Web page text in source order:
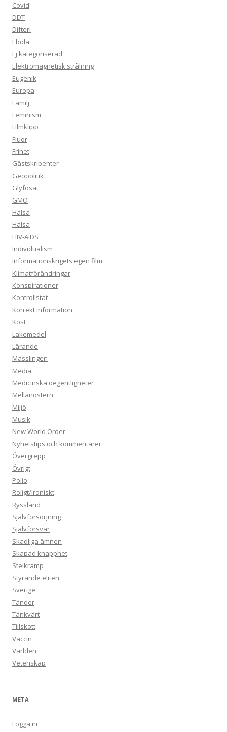
Covid
DDT
Difteri
Ebola
Ej kategoriserad
Elektromagnetisk strålning
Eugenik
Europa
Familj
Feminism
Filmklipp
Fluor
Frihet
Gästskribenter
Geopolitik
Glyfosat
GMO
Hälsa
Hälsa
HIV-AIDS
Individualism
Informationskrigets egen film
Klimatförändringar
Konspirationer
Kontrollstat
Korrekt information
Kost
Läkemedel
Lärande
Mässlingen
Media
Medicinska oegentligheter
Mellanöstern
Miljö
Musik
New World Order
Nyhetstips och kommentarer
Övergrepp
Övrigt
Polio
Roligt/ironiskt
Ryssland
Självförsörjning
Självförsvar
Skadliga ämnen
Skapad knapphet
Stelkramp
Styrande eliten
Sverige
Tänder
Tänkvärt
Tillskott
Vaccin
Världen
Vetenskap
META
Logga in